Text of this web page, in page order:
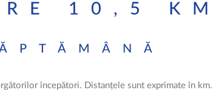
10,5 KM
începători. Distanțele sunt exprimate în km.